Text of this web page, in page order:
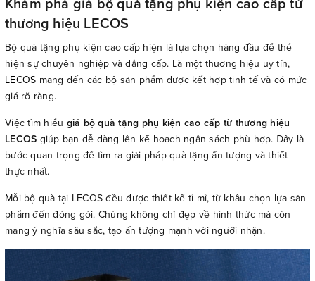
Khám phá giá bộ quà tặng phụ kiện cao cấp từ
thương hiệu LECOS
Bộ quà tặng phụ kiện cao cấp hiện là lựa chọn hàng đầu để thể
hiện sự chuyên nghiệp và đẳng cấp. Là một thương hiệu uy tín,
LECOS mang đến các bộ sản phẩm được kết hợp tinh tế và có mức
giá rõ ràng.
Việc tìm hiểu giá bộ quà tặng phụ kiện cao cấp từ thương hiệu
LECOS giúp bạn dễ dàng lên kế hoạch ngân sách phù hợp. Đây là
bước quan trọng để tìm ra giải pháp quà tặng ấn tượng và thiết
thực nhất.
Mỗi bộ quà tại LECOS đều được thiết kế tỉ mỉ, từ khâu chọn lựa sản
phẩm đến đóng gói. Chúng không chỉ đẹp về hình thức mà còn
mang ý nghĩa sâu sắc, tạo ấn tượng mạnh với người nhận.